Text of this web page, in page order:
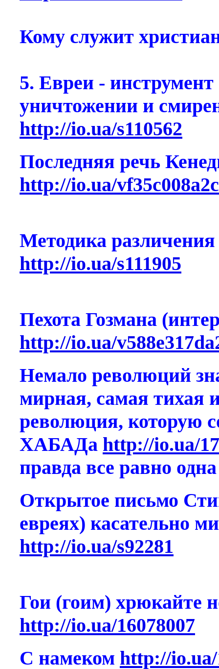
Кому служит
5. Евреи - инструмент
уничтожении и
http://io.ua/s110562
Последняя речь
http://io.ua/
Методика
http://io.ua/s111905
Пехота Гозмана
http://io.ua/
Немало революций
мирная, самая тихая
революция, которую
ХАБАДа http://io.ua/
правда все равно
Открытое письмо
евреях) касательно
http://io.ua/s92281
Гои (гоим) хрюкайте
http://io.ua/16078007
С намеком http://io.ua/